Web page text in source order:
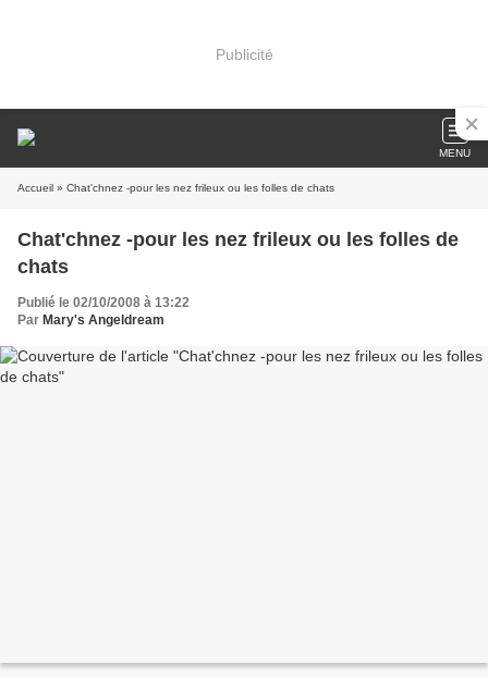
Publicité
MENU
Accueil » Chat'chnez -pour les nez frileux ou les folles de chats
Chat'chnez -pour les nez frileux ou les folles de
chats
Publié le 02/10/2008 à 13:22
Par Mary's Angeldream